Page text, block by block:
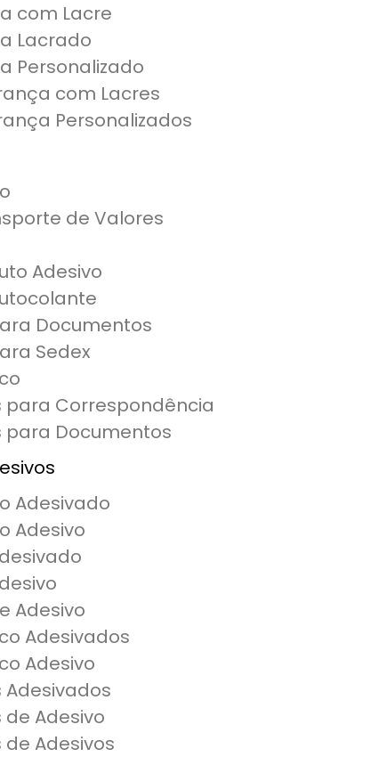
com Lacre
Lacrado
Personalizado
com Lacres
Personalizados
de Valores
Adesivo
Documentos
Sedex
para Correspondência
para Documentos
Adesivado
Adesivo
Adesivo
Adesivados
Adesivo
Adesivados
de Adesivo
de Adesivos